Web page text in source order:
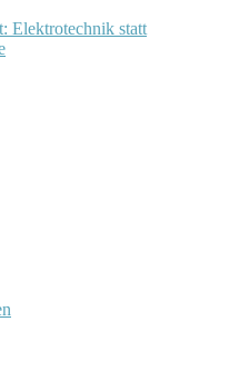
Elektrotechnik statt